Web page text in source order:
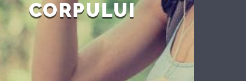
CORPULUI